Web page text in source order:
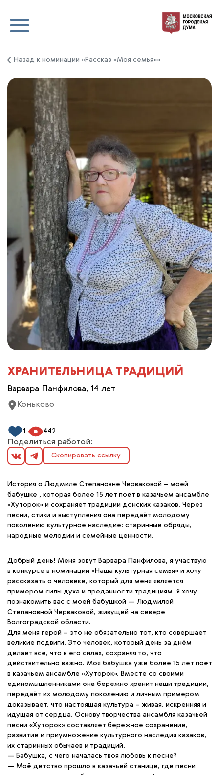
Назад к номинации «Рассказ «Моя семья»»
ХРАНИТЕЛЬНИЦА ТРАДИЦИЙ
Варвара Панфилова, 14 лет
Коньково
1 442
Поделиться работой:
Скопировать ссылку
История о Людмиле Степановне Черваковой – моей
бабушке , которая более 15 лет поёт в казачьем ансамбле
«Хуторок» и сохраняет традиции донских казаков. Через
песни, стихи и выступления она передаёт молодому
поколению культурное наследие: старинные обряды,
народные мелодии и семейные ценности.
Добрый день! Меня зовут Варвара Панфилова, я участвую
в конкурсе в номинации «Наша культурная семья» и хочу
рассказать о человеке, который для меня является
примером силы духа и преданности традициям. Я хочу
познакомить вас с моей бабушкой — Людмилой
Степановной Черваковой, живущей на севере
Волгоградской области.
Для меня герой – это не обязательно тот, кто совершает
великие подвиги. Это человек, который день за днём
делает все, что в его силах, сохраняя то, что
действительно важно. Моя бабушка уже более 15 лет поёт
в казачьем ансамбле «Хуторок». Вместе со своими
единомышленниками она бережно хранит наши традиции,
передаёт их молодому поколению и личным примером
доказывает, что настоящая культура – живая, искренняя и
идущая от сердца. Основу творчества ансамбля казачьей
песни «Хуторок» составляет бережное сохранение,
развитие и приумножение культурного наследия казаков,
их старинных обычаев и традиций.
— Бабушка, с чего началась твоя любовь к песне?
— Моё детство прошло в казачьей станице, где песни